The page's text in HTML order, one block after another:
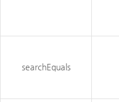
searchEquals